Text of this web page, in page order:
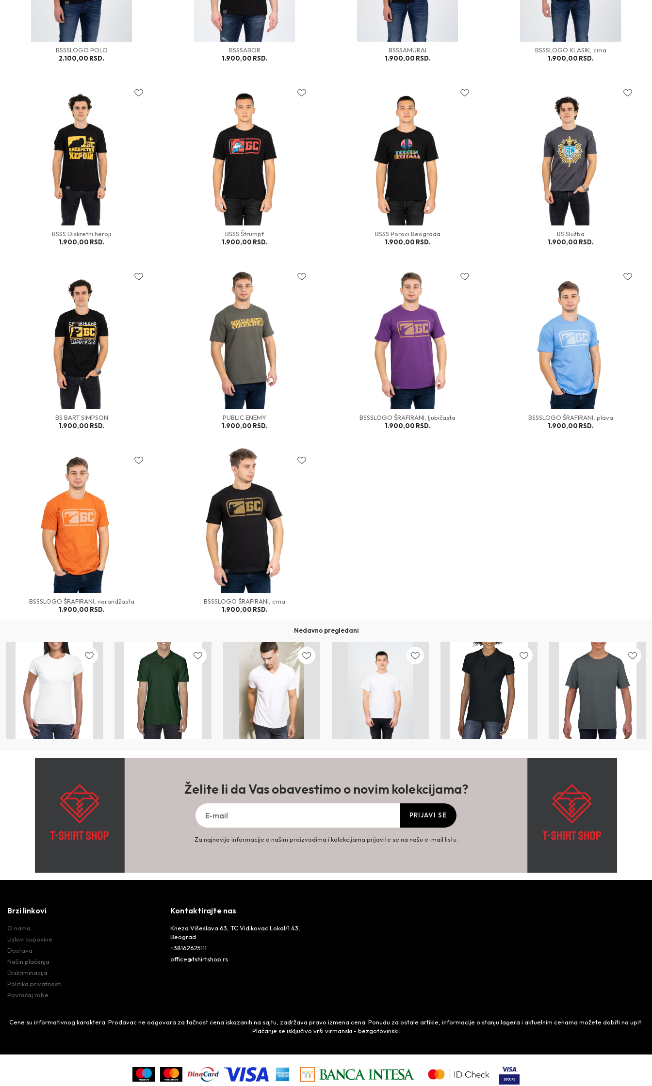
BSSSLOGO POLO
2.100,00 RSD.
BSSSABOR
1.900,00 RSD.
BSSSAMURAI
1.900,00 RSD.
BSSSLOGO KLASIK, crna
1.900,00 RSD.
BSSS Diskretni heroji
1.900,00 RSD.
BSSS Štrumpf
1.900,00 RSD.
BSSS Poroci Beograda
1.900,00 RSD.
BS Služba
1.900,00 RSD.
BS BART SIMPSON
1.900,00 RSD.
PUBLIC ENEMY
1.900,00 RSD.
BSSSLOGO ŠRAFIRANI, ljubičasta
1.900,00 RSD.
BSSSLOGO ŠRAFIRANI, plava
1.900,00 RSD.
BSSSLOGO ŠRAFIRANI, narandžasta
1.900,00 RSD.
BSSSLOGO ŠRAFIRANI, crna
1.900,00 RSD.
Nedavno pregledani
Želite li da Vas obavestimo o novim kolekcijama?
PRIJAVI SE
Za najnovije informacije o našim proizvodima i kolekcijama prijavite se na našu e-mail listu.
Brzi linkovi
O nama
Uslovi kupovine
Dostava
Način plaćanja
Diskriminacija
Politika privatnosti
Povraćaj robe
Kontaktirajte nas
Kneza Višeslava 63, TC Vidikovac Lokal/1.43,
Beograd
+38162625111
office@tshirtshop.rs
Cene su informativnog karaktera. Prodavac ne odgovara za tačnost cena iskazanih na sajtu, zadržava pravo izmena cena. Ponudu za ostale artikle, informacije o stanju lagera i aktuelnim cenama možete dobiti na upit.
Plaćanje se isključivo vrši virmanski - bezgotovinski.